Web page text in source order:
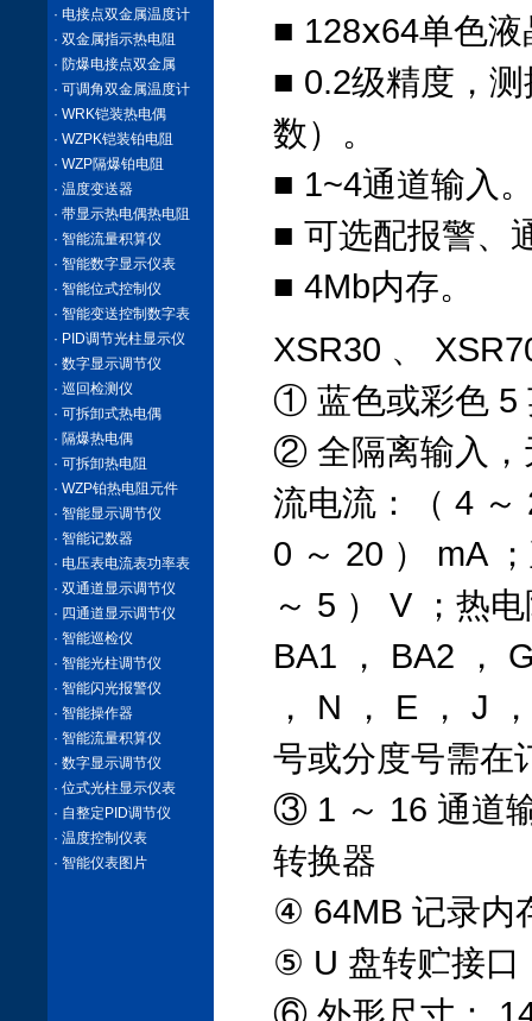
· 电接点双金属温度计
· 双金属指示热电阻
· 防爆电接点双金属
· 可调角双金属温度计
· WRK铠装热电偶
· WZPK铠装铂电阻
· WZP隔爆铂电阻
· 温度变送器
· 带显示热电偶热电阻
· 智能流量积算仪
· 智能数字显示仪表
· 智能位式控制仪
· 智能变送控制数字表
· PID调节光柱显示仪
· 数字显示调节仪
· 巡回检测仪
· 可拆卸式热电偶
· 隔爆热电偶
· 可拆卸热电阻
· WZP铂热电阻元件
· 智能显示调节仪
· 智能记数器
· 电压表电流表功率表
· 双通道显示调节仪
· 四通道显示调节仪
· 智能巡检仪
· 智能光柱调节仪
· 智能闪光报警仪
· 智能操作器
· 智能流量积算仪
· 数字显示调节仪
· 位式光柱显示仪表
· 自整定PID调节仪
· 温度控制仪表
· 智能仪表图片
■ 128ⅹ64单色液
■ 0.2级精度，
数）。
■ 1~4通道输入
■ 可选配报警、
■ 4Mb内存。
XSR30 、
① 蓝色或彩色 5
② 全隔离输入，
流电流：（ 4 ～
0 ～ 20 ） mA
～ 5 ） V ；热
BA1 ， BA2 ，
， N ， E ， J
号或分度号需在
③ 1 ～ 16 通道
转换器
④ 64MB 记录内
⑤ U 盘转贮接口